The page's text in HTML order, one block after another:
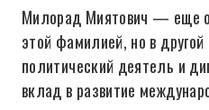
Милорад Миятович — еще
этой фамилией, но в
политический деятель и
вклад в развитие